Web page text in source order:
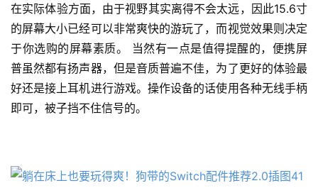
在实际体验方面，由于视野其实离得不会太远，因此15.6寸
的屏幕大小已经可以非常爽快的游玩了，而视觉效果则决定
于你选购的屏幕素质。 当然有一点是值得提醒的，便携屏
普虽然都有扬声器，但是音质普遍不佳，为了更好的体验最
好还是接上耳机进行游戏。操作设备的话使用各种无线手柄
即可，被子挡不住信号的。